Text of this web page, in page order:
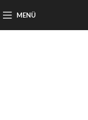
MENÜ